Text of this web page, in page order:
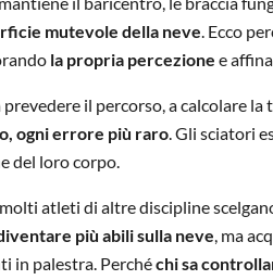
mutevole della neve. Ecco
la propria percezione e
il percorso, a calcolare
ogni errore più raro. Gli sciatori
del loro corpo.
atleti di altre discipline
più abili sulla neve, ma
in palestra. Perchéchi sa